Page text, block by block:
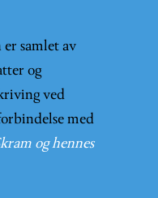
samlet av
og
ved
med
og hennes